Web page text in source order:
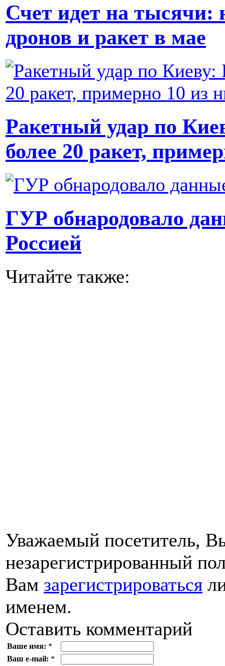
Счет идет на тысячи:
дронов и ракет в мае
Ракетный удар по
более 20 ракет,
ГУР обнародовало
Россией
Читайте также:
Уважаемый посетитель,
незарегистрированный
Вам зарегистрироваться
именем.
Оставить комментарий
Ваше имя: *
Ваш e-mail: *